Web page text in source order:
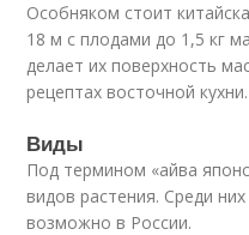
Особняком стоит
18 м с плодами до 1,5 кг
делает их поверхность
рецептах восточной кухни.
Виды
Под термином «айва
видов растения. Среди
возможно в России.